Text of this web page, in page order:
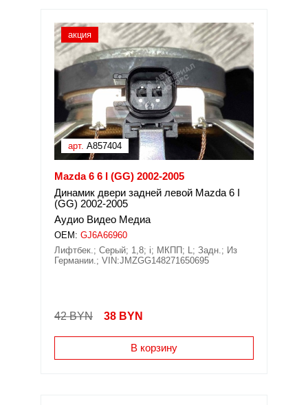
акция
арт. A857404
Mazda 6 6 I (GG) 2002-2005
Динамик двери задней левой Mazda 6 I
(GG) 2002-2005
Аудио Видео Медиа
OEM: GJ6A66960
Лифтбек.; Серый; 1,8; i; МКПП; L; Задн.; Из
Германии.; VIN:JMZGG148271650695
42 BYN 38 BYN
В корзину